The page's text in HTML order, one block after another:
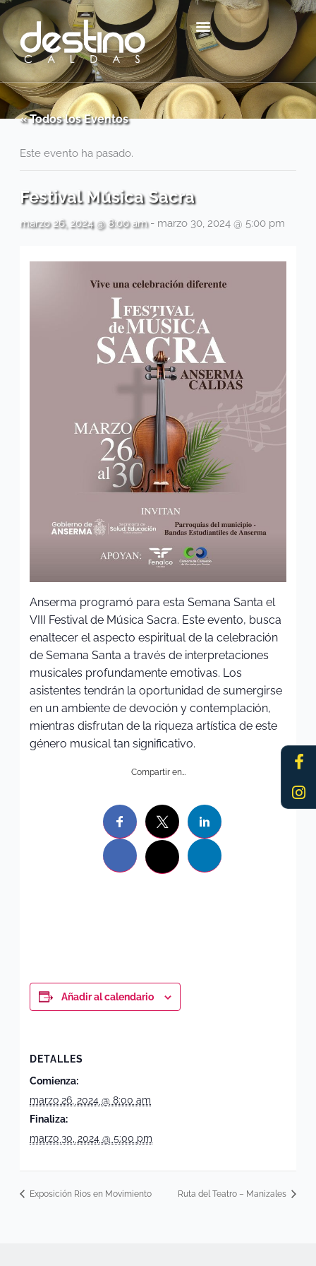
contenido
Ir
al
contenido
f
« Todos los Eventos
Este evento ha pasado.
Festival Música Sacra
marzo 26, 2024 @ 8:00 am- marzo 30, 2024 @ 5:00 pm
Anserma programó para esta Semana Santa el
VIII Festival de Música Sacra. Este evento, busca
enaltecer el aspecto espiritual de la celebración
de Semana Santa a través de interpretaciones
musicales profundamente emotivas. Los
asistentes tendrán la oportunidad de sumergirse
en un ambiente de devoción y contemplación,
mientras disfrutan de la riqueza artística de este
género musical tan significativo.
Compartir en…
Añadir al calendario
DETALLES
Comienza:
marzo 26, 2024 @ 8:00 am
Finaliza:
marzo 30, 2024 @ 5:00 pm
Exposición Rios en Movimiento Ruta del Teatro – Manizales